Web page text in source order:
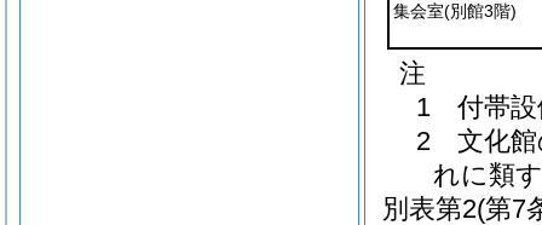
集会室(別館3階)
注
1 付帯設
2 文化館
れに類
別表第2(第7